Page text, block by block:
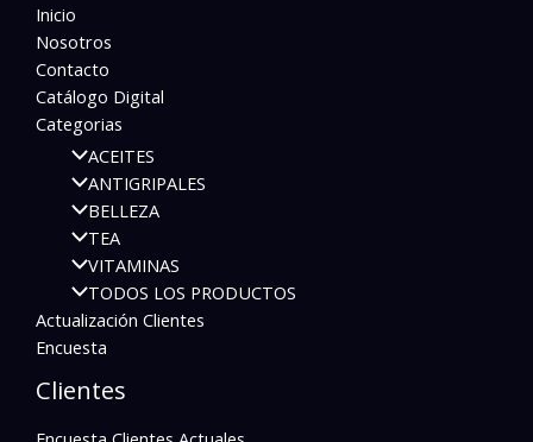
Inicio
Nosotros
Contacto
Catálogo Digital
Categorias
ACEITES
ANTIGRIPALES
BELLEZA
TEA
VITAMINAS
TODOS LOS PRODUCTOS
Actualización Clientes
Encuesta
Clientes